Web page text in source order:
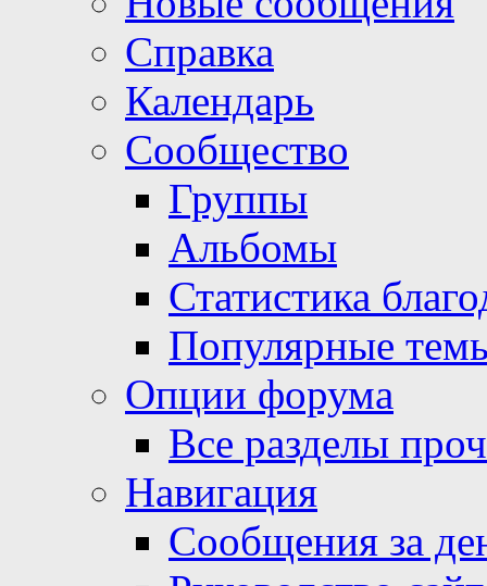
Справка
Календарь
Сообщество
Группы
Альбомы
Статистика
Популярные
Опции форума
Все разделы
Навигация
Сообщения за